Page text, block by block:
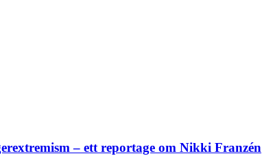
– ett reportage om Nikki Franzén